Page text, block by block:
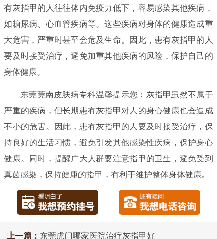
有灰指甲的人往往体内免疫力低下，容易感染其他疾病，
如糖尿病、心血管疾病等。这些疾病对身体的健康造成重
大危害，严重时甚至会危及生命。因此，患有灰指甲的人
要及时接受治疗，避免加重其他疾病的风险，保护自己的
身体健康。
东莞莞南皮肤病专科温馨提示您：灰指甲虽然不属于
严重的疾病，但长期患有灰指甲对人的身心健康也会造成
不小的危害。因此，患有灰指甲的人要及时接受治疗，保
持良好的生活习惯，避免引发其他感染性疾病，保护身心
健康。同时，提醒广大人群要注意指甲的卫生，避免受到
真菌感染，保持健康的指甲，有利于维护整体身体健康。
上一篇： 东莞虎门哪家医院治疗灰指甲好